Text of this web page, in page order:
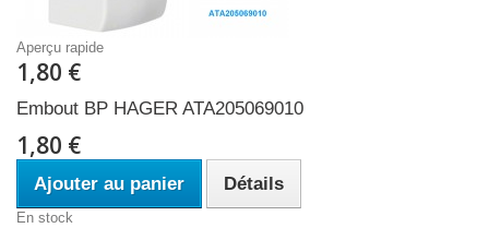
Aperçu rapide
1,80 €
Embout BP HAGER ATA205069010
1,80 €
Ajouter au panier Détails
En stock